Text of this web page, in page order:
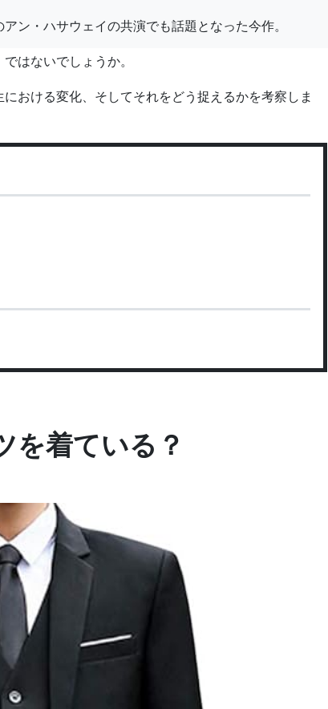
ン・ハサウェイの共演でも話題となった今作。
はないでしょうか。
おける変化、そしてそれをどう捉えるかを考察しま
を着ている？